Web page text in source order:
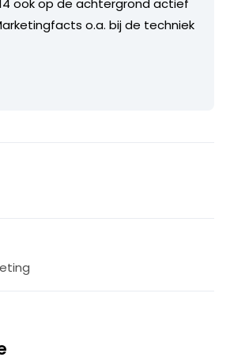
o.a. bij de techniek